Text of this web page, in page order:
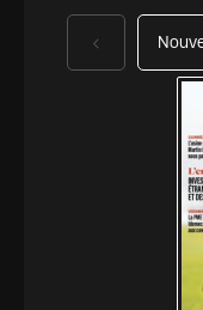
Précédent